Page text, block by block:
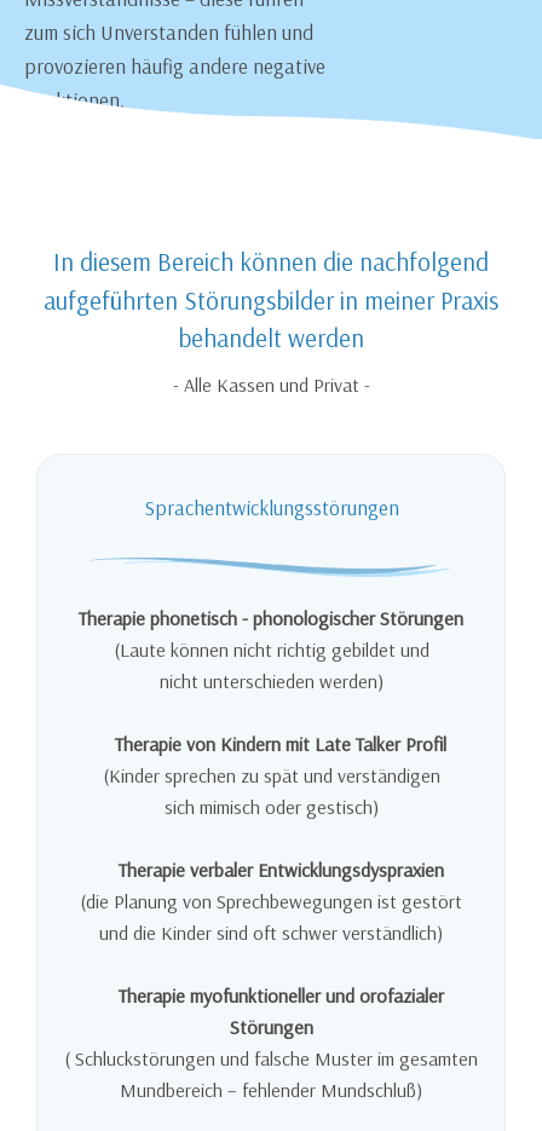
zum sich Unverstanden fühlen und
provozieren häufig andere negative
Reaktionen.
In diesem Bereich können die nachfolgend
aufgeführten Störungsbilder in meiner Praxis
behandelt werden
- Alle Kassen und Privat -
Sprachentwicklungsstörungen
Therapie phonetisch - phonologischer Störungen
(Laute können nicht richtig gebildet und
nicht unterschieden werden)
Therapie von Kindern mit Late Talker Profil
(Kinder sprechen zu spät und verständigen
sich mimisch oder gestisch)
Therapie verbaler Entwicklungsdyspraxien
(die Planung von Sprechbewegungen ist gestört
und die Kinder sind oft schwer verständlich)
Therapie myofunktioneller und orofazialer
Störungen
( Schluckstörungen und falsche Muster im gesamten
Mundbereich – fehlender Mundschluß)